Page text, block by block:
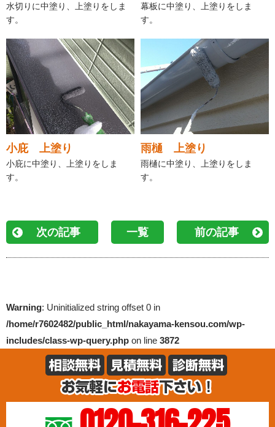
水切りに中塗り、上塗りをしま
す。
幕板に中塗り、上塗りをしま
す。
小庇 上塗り
小庇に中塗り、上塗りをしま
す。
雨樋 上塗り
雨樋に中塗り、上塗りをしま
す。
次の記事 一覧 前の記事
Warning: Uninitialized string offset 0 in
/home/r7602482/public_html/nakayama-kensou.com/wp-
includes/class-wp-query.php on line 3872